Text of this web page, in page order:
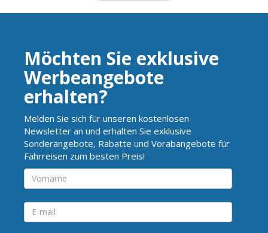
Möchten Sie exklusive
Werbeangebote
erhalten?
Melden Sie sich für unseren kostenlosen
Newsletter an und erhalten Sie exklusive
Sonderangebote, Rabatte und Vorabangebote für
Fährreisen zum besten Preis!